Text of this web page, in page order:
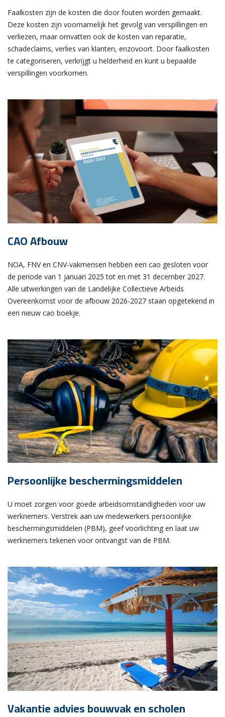
Faalkosten zijn de kosten die door fouten worden gemaakt.
Deze kosten zijn voornamelijk het gevolg van verspillingen en
verliezen, maar omvatten ook de kosten van reparatie,
schadeclaims, verlies van klanten, enzovoort. Door faalkosten
te categoriseren, verkrijgt u helderheid en kunt u bepaalde
verspillingen voorkomen.
CAO Afbouw
NOA, FNV en CNV-vakmensen hebben een cao gesloten voor
de periode van 1 januari 2025 tot en met 31 december 2027.
Alle uitwerkingen van de Landelijke Collectieve Arbeids
Overeenkomst voor de afbouw 2026-2027 staan opgetekend in
een nieuw cao boekje.
Persoonlijke beschermingsmiddelen
U moet zorgen voor goede arbeidsomstandigheden voor uw
werknemers. Verstrek aan uw medewerkers persoonlijke
beschermingsmiddelen (PBM), geef voorlichting en laat uw
werknemers tekenen voor ontvangst van de PBM.
Vakantie advies bouwvak en scholen